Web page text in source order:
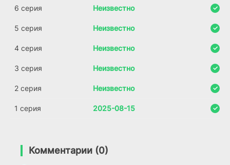
6 серия Неизвестно
5 серия Неизвестно
4 серия Неизвестно
3 серия Неизвестно
2 серия Неизвестно
1 серия 2025-08-15
Комментарии (0)